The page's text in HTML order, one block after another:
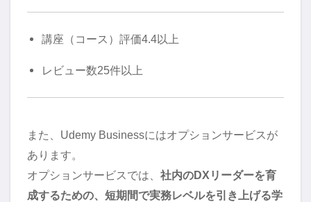
講座（コース）評価4.4以上
レビュー数25件以上
また、Udemy Businessにはオプションサービスが
あります。
オプションサービスでは、 社内のDXリーダーを育
成するための、短期間で実務レベルを引き上げる学